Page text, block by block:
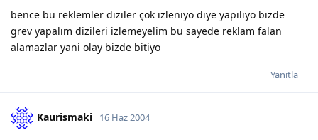
bence bu reklemler diziler çok izleniyo diye yapılıyo bizde
grev yapalım dizileri izlemeyelim bu sayede reklam falan
alamazlar yani olay bizde bitiyo
Yanıtla
Kaurismaki 16 Haz 2004